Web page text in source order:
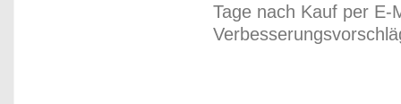
Tage nach Kauf per E-